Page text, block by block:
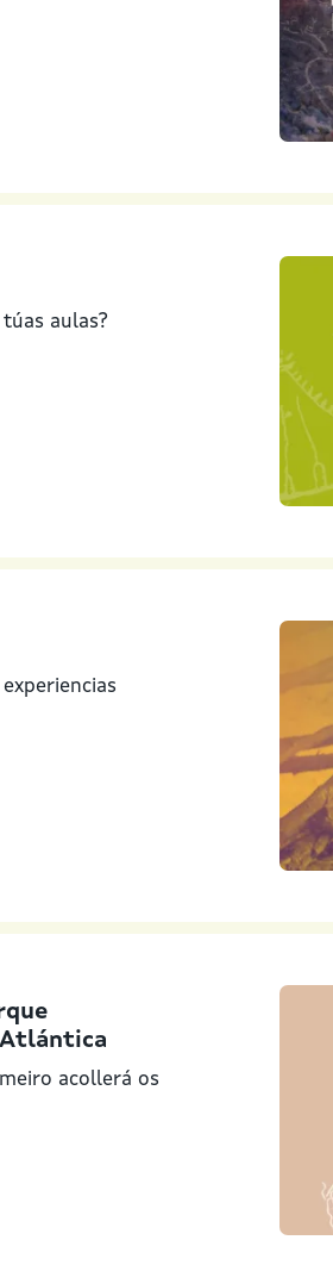
aulas?
acollerá os